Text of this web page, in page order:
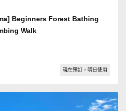
Beginners Forest Bathing
Walk
現在預訂，明日使用